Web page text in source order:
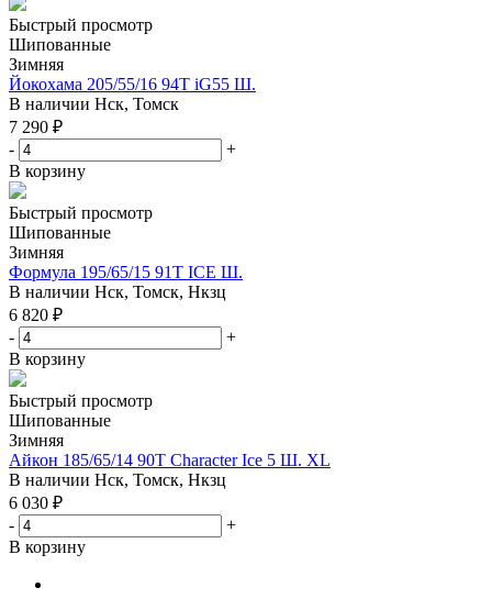
Быстрый просмотр
Шипованные
Зимняя
Йокохама 205/55/16 94T iG55 Ш.
В наличии Нск, Томск
7 290 ₽
-
+
В корзину
Быстрый просмотр
Шипованные
Зимняя
Формула 195/65/15 91T ICE Ш.
В наличии Нск, Томск, Нкзц
6 820 ₽
-
+
В корзину
Быстрый просмотр
Шипованные
Зимняя
Айкон 185/65/14 90T Character Ice 5 Ш. XL
В наличии Нск, Томск, Нкзц
6 030 ₽
-
+
В корзину